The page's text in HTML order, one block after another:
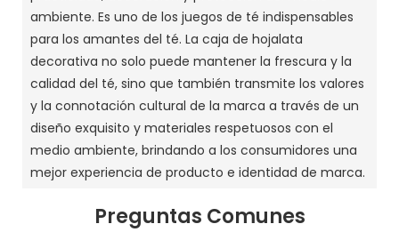
ambiente. Es uno de los juegos de té indispensables
para los amantes del té. La caja de hojalata
decorativa no solo puede mantener la frescura y la
calidad del té, sino que también transmite los valores
y la connotación cultural de la marca a través de un
diseño exquisito y materiales respetuosos con el
medio ambiente, brindando a los consumidores una
mejor experiencia de producto e identidad de marca.
Preguntas Comunes